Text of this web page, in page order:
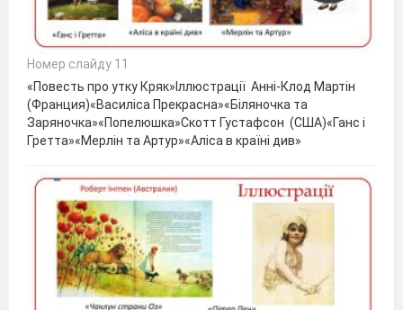
Номер слайду 11
«Повесть про утку Кряк»Іллюстрації Анні-Клод Мартін
(Франция)«Василіса Прекрасна»«Біляночка та
Заряночка»«Попелюшка»Скотт Густафсон (США)«Ганс і
Гретта»«Мерлін та Артур»«Аліса в країні див»